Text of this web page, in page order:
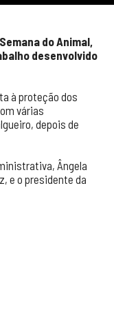
do Animal,
desenvolvido
à proteção dos
várias
depois de
Ângela
e o presidente da